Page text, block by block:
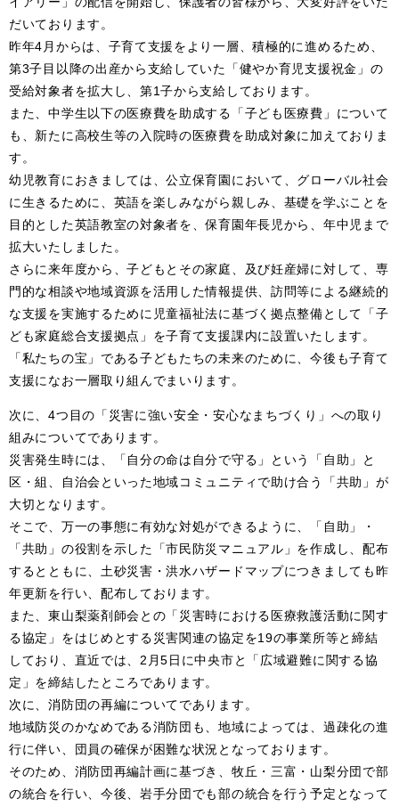
だいております。
昨年4月からは、子育て支援をより一層、積極的に進めるため、
第3子目以降の出産から支給していた「健やか育児支援祝金」の
受給対象者を拡大し、第1子から支給しております。
また、中学生以下の医療費を助成する「子ども医療費」について
も、新たに高校生等の入院時の医療費を助成対象に加えておりま
す。
幼児教育におきましては、公立保育園において、グローバル社会
に生きるために、英語を楽しみながら親しみ、基礎を学ぶことを
目的とした英語教室の対象者を、保育園年長児から、年中児まで
拡大いたしました。
さらに来年度から、子どもとその家庭、及び妊産婦に対して、専
門的な相談や地域資源を活用した情報提供、訪問等による継続的
な支援を実施するために児童福祉法に基づく拠点整備として「子
ども家庭総合支援拠点」を子育て支援課内に設置いたします。
「私たちの宝」である子どもたちの未来のために、今後も子育て
支援になお一層取り組んでまいります。
次に、4つ目の「災害に強い安全・安心なまちづくり」への取り
組みについてであります。
災害発生時には、「自分の命は自分で守る」という「自助」と
区・組、自治会といった地域コミュニティで助け合う「共助」が
大切となります。
そこで、万一の事態に有効な対処ができるように、「自助」・
「共助」の役割を示した「市民防災マニュアル」を作成し、配布
するとともに、土砂災害・洪水ハザードマップにつきましても昨
年更新を行い、配布しております。
また、東山梨薬剤師会との「災害時における医療救護活動に関す
る協定」をはじめとする災害関連の協定を19の事業所等と締結
しており、直近では、2月5日に中央市と「広域避難に関する協
定」を締結したところであります。
次に、消防団の再編についてであります。
地域防災のかなめである消防団も、地域によっては、過疎化の進
行に伴い、団員の確保が困難な状況となっております。
そのため、消防団再編計画に基づき、牧丘・三富・山梨分団で部
の統合を行い、今後、岩手分団でも部の統合を行う予定となって